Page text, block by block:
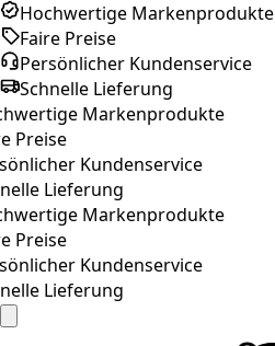
Hochwertige Markenprodukte
Faire Preise
Persönlicher Kundenservice
Schnelle Lieferung
Markenprodukte
Preise
Kundenservice
Lieferung
Markenprodukte
Preise
Kundenservice
Lieferung